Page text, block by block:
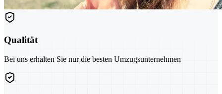
Qualität
Bei uns erhalten Sie nur die besten Umzugsunternehmen